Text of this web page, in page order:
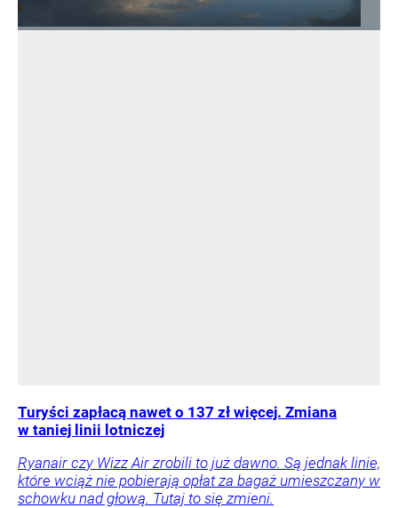
Turyści zapłacą nawet o 137 zł więcej. Zmiana
w taniej linii lotniczej
Ryanair czy Wizz Air zrobili to już dawno. Są jednak linie,
które wciąż nie pobierają opłat za bagaż umieszczany w
schowku nad głową. Tutaj to się zmieni.